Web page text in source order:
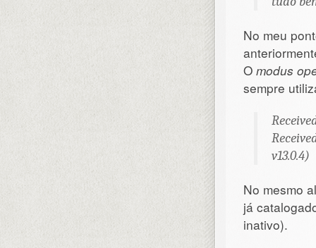
No meu
O modus
sempre
v13.0.4)
No mesmo
já
inativo).